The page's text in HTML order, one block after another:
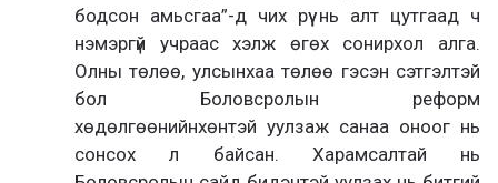
бодсон амьсгаа”-д чих рүү нь алт цутгаад ч
нэмэргүй учраас хэлж өгөх сонирхол алга.
Олны төлөө, улсынхаа төлөө гэсэн сэтгэлтэй
бол Боловсролын реформ
хөдөлгөөнийнхөнтэй уулзаж санаа оноог нь
сонсох л байсан. Харамсалтай нь